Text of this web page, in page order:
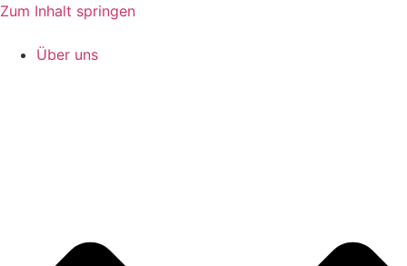
Zum Inhalt springen
Über uns